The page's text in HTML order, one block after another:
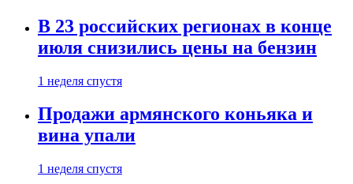
В 23 российских регионах в конце
июля снизились цены на бензин
1 неделя спустя
Продажи армянского коньяка и
вина упали
1 неделя спустя